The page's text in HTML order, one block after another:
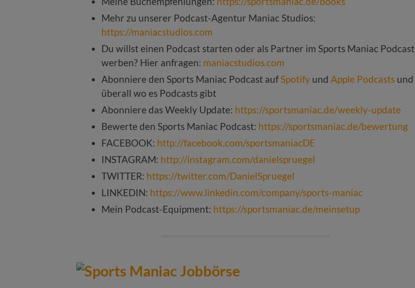
Mehr zu unserer Podcast-Agentur Maniac Studios:
https://maniacstudios.com
Du willst einen Podcast starten oder als Partner im Sports Maniac Podcast
werben? Hier anfragen: maniacstudios.com
Abonniere den Sports Maniac Podcast aufSpotify und Apple Podcasts und
überall wo es Podcasts gibt
Abonniere das Weekly Update: https://sportsmaniac.de/weekly-update
Bewerte den Sports Maniac Podcast: https://sportsmaniac.de/bewertung
FACEBOOK: http://facebook.com/sportsmaniacDE
INSTAGRAM: http://instagram.com/danielspruegel
TWITTER: https://twitter.com/DanielSpruegel
LINKEDIN: https://www.linkedin.com/company/sports-maniac
Mein Podcast-Equipment: https://sportsmaniac.de/meinsetup